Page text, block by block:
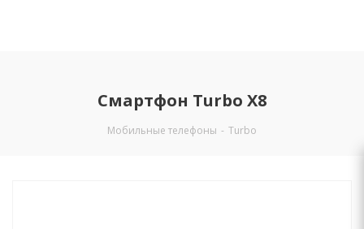
Смартфон Turbo X8
Мобильные телефоны - Turbo